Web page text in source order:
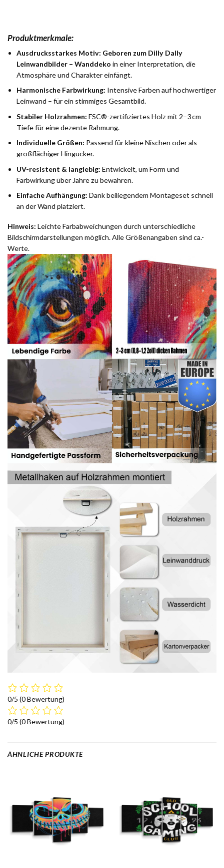
Produktmerkmale:
Ausdrucksstarkes Motiv: Geboren zum Dilly Dally
Leinwandbilder – Wanddeko in einer Interpretation, die
Atmosphäre und Charakter einfängt.
Harmonische Farbwirkung: Intensive Farben auf hochwertiger
Leinwand – für ein stimmiges Gesamtbild.
Stabiler Holzrahmen: FSC®-zertifiziertes Holz mit 2–3 cm
Tiefe für eine dezente Rahmung.
Individuelle Größen: Passend für kleine Nischen oder als
großflächiger Hingucker.
UV-resistent & langlebig: Entwickelt, um Form und
Farbwirkung über Jahre zu bewahren.
Einfache Aufhängung: Dank beiliegendem Montageset schnell
an der Wand platziert.
Hinweis: Leichte Farbabweichungen durch unterschiedliche
Bildschirmdarstellungen möglich. Alle Größenangaben sind ca.-
Werte.
0/5 (0 Bewertung)
0/5 (0 Bewertung)
ÄHNLICHE PRODUKTE